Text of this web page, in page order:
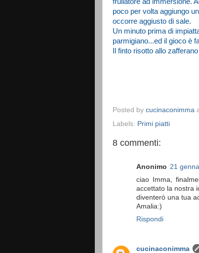
poco per volta aggiungo
occorre aggiusto di sale.
Un minuto prima di
parmigiano...ed il gioco è
Il finto risotto allo
Posted by cucinaconimma
Labels: Primi piatti
8 commenti:
Anonimo 21
ciao Imma,
accettato la nostra
diventerò una tua
Amalia:)
Rispondi
cucinaconimma